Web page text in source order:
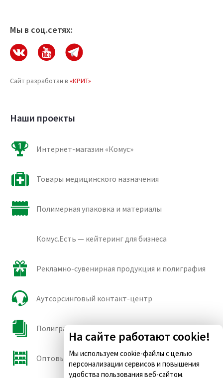
Мы в соц.сетях:
Сайт разработан в «КРИТ»
Наши проекты
Интернет-магазин «Комус»
Товары медицинского назначения
Полимерная упаковка и материалы
Комус.Есть — кейтеринг для бизнеса
Рекламно-сувенирная продукция и полиграфия
Аутсорсинговый контакт-центр
Полиграфические сорта бумаги и картона
Оптовые продажи
На сайте работают cookie!
Мы используем cookie-файлы с целью
персонализации сервисов и повышения
удобства пользования веб-сайтом.